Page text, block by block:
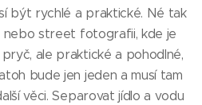
být rychlé a praktické. Né tak
street fotografii, kde je
ale praktické a pohodlné,
bude jen jeden a musí tam
věci. Separovat jídlo a vodu